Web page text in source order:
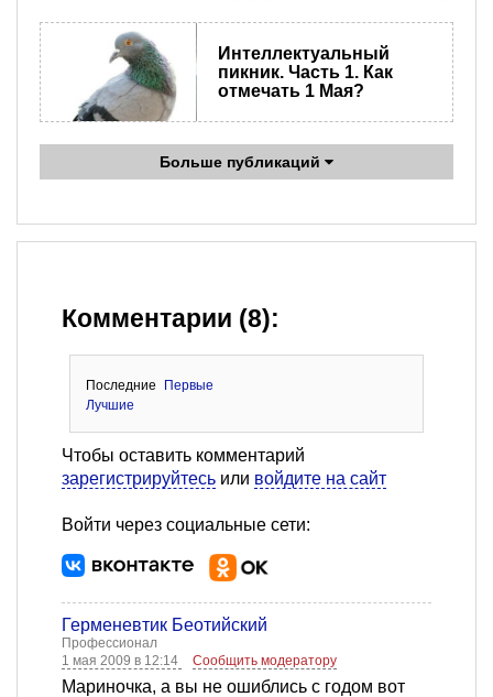
​Интеллектуальный
пикник. Часть 1. Как
отмечать 1 Мая?
Больше публикаций
Комментарии (8):
Последние
Первые
Лучшие
Чтобы оставить комментарий
зарегистрируйтесь или войдите на сайт
Войти через социальные сети:
Герменевтик Беотийский
Профессионал
1 мая 2009 в 12:14
Сообщить модератору
Мариночка, а вы не ошиблись с годом вот